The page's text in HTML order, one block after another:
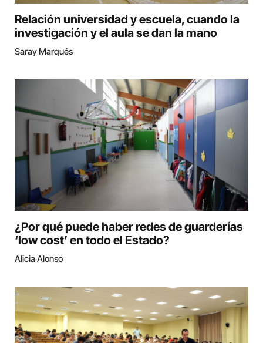
Relación universidad y escuela, cuando la
investigación y el aula se dan la mano
Saray Marqués
¿Por qué puede haber redes de guarderías
‘low cost’ en todo el Estado?
Alicia Alonso